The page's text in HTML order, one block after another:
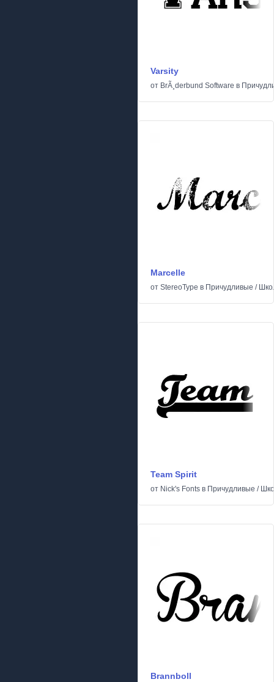
Varsity
от BrÃ¸derbund Software в
Marcelle
от StereoType в Причудливые /
Team Spirit
от Nick's Fonts в Причудливые /
Brannboll